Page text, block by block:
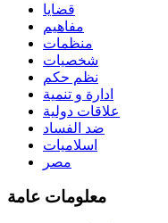
قضايا
مفاهيم
منظمات
شخصيات
نظم حكم
ادارة و تنمية
علاقات دولية
ضد الفساد
اسلاميات
مصر
معلومات عامة